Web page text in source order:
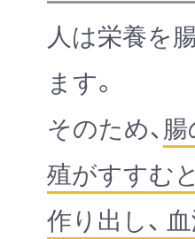
人は栄養を
ます。
そのため、
殖がすすむ
作り出し、